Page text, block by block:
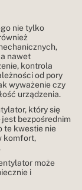
nie tylko
nawet
kontrola
od pory
wyważenie czy
urządzenia.
który się
jest bezpośrednim
te kwestie nie
komfort,
może
i